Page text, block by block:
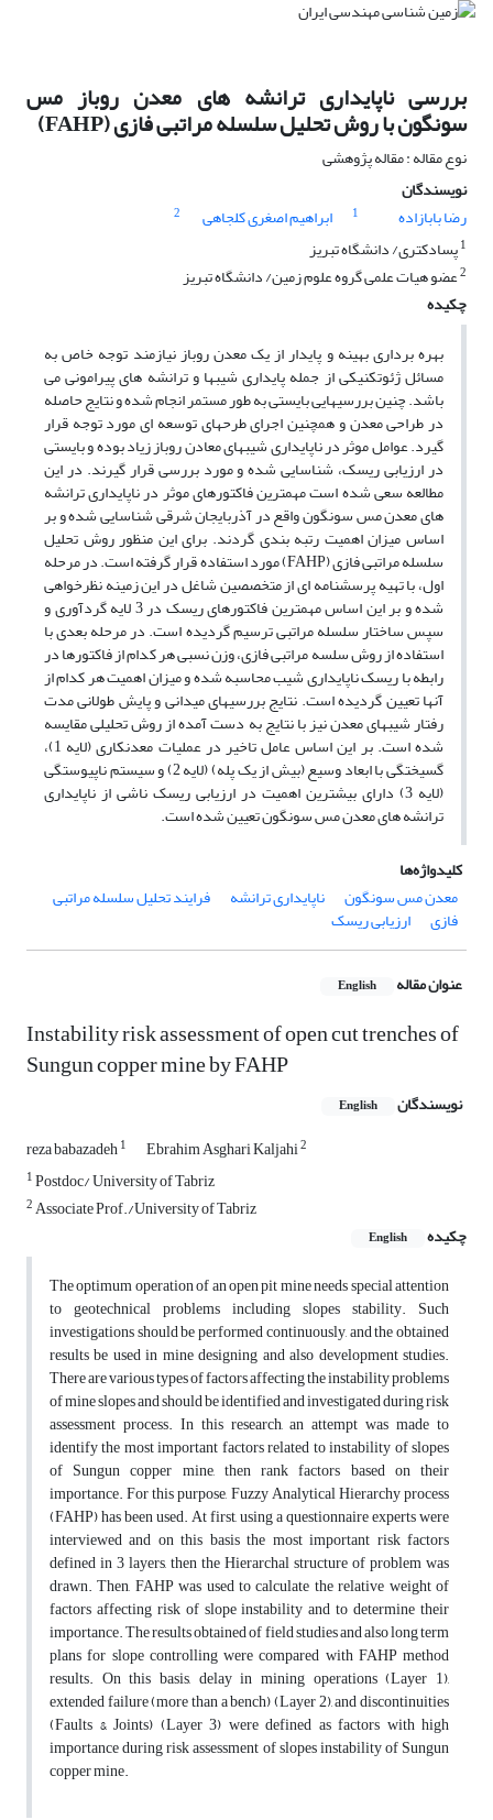
بررسی ناپایداری ترانشه های معدن روباز مس
سونگون با روش تحلیل سلسله مراتبی فازی (FAHP)
نوع مقاله : مقاله پژوهشی
نویسندگان
رضا بابازاده
1 ابراهیم اصغری کلجاهی
2
1پسادکتری/ دانشگاه تبریز
2عضو هیات علمی گروه علوم زمین/ دانشگاه تبریز
چکیده
بهره برداری بهینه و پایدار از یک معدن روباز نیازمند توجه خاص به
مسائل ژئوتکنیکی از جمله پایداری شیبها و ترانشه های پیرامونی می
باشد. چنین بررسیهایی بایستی به طور مستمر انجام شده و نتایج حاصله
در طراحی معدن و همچنین اجرای طرحهای توسعه ای مورد توجه قرار
گیرد. عوامل موثر در ناپایداری شیبهای معادن روباز زیاد بوده و بایستی
در ارزیابی ریسک، شناسایی شده و مورد بررسی قرار گیرند. در این
مطالعه سعی شده است مهمترین فاکتورهای موثر در ناپایداری ترانشه
های معدن مس سونگون واقع در آذربایجان شرقی شناسایی شده و بر
اساس میزان اهمیت رتبه بندی گردند. برای این منظور روش تحلیل
سلسله مراتبی فازی (FAHP) مورد استفاده قرار گرفته است. در مرحله
اول، با تهیه پرسشنامه ای از متخصصین شاغل در این زمینه نظرخواهی
شده و بر این اساس مهمترین فاکتورهای ریسک در 3 لایه گردآوری و
سپس ساختار سلسله مراتبی ترسیم گردیده است. در مرحله بعدی با
استفاده از روش سلسه مراتبی فازی، وزن نسبی هر کدام از فاکتورها در
رابطه با ریسک ناپایداری شیب محاسبه شده و میزان اهمیت هر کدام از
آنها تعیین گردیده است. نتایج بررسیهای میدانی و پایش طولانی مدت
رفتار شیبهای معدن نیز با نتایج به دست آمده از روش تحلیلی مقایسه
شده است. بر این اساس عامل تاخیر در عملیات معدنکاری (لایه 1)،
گسیختگی با ابعاد وسیع (بیش از یک پله) (لایه 2) و سیستم ناپیوستگی
(لایه 3) دارای بیشترین اهمیت در ارزیابی ریسک ناشی از ناپایداری
ترانشه های معدن مس سونگون تعیین شده است.
کلیدواژه‌ها
معدن مس سونگون
ناپایداری ترانشه فرایند تحلیل سلسله مراتبی
فازی ارزیابی ریسک
عنوان مقاله English
Instability risk assessment of open cut trenches of
Sungun copper mine by FAHP
نویسندگان English
reza babazadeh1 Ebrahim Asghari Kaljahi2
1Postdoc/ University of Tabriz
2Associate Prof./University of Tabriz
چکیده
English
The optimum operation of an open pit mine needs special attention
to geotechnical problems including slopes stability. Such
investigations should be performed continuously, and the obtained
results be used in mine designing and also development studies.
There are various types of factors affecting the instability problems
of mine slopes and should be identified and investigated during risk
assessment process. In this research, an attempt was made to
identify the most important factors related to instability of slopes
of Sungun copper mine, then rank factors based on their
importance. For this purpose, Fuzzy Analytical Hierarchy process
(FAHP) has been used. At first, using a questionnaire experts were
interviewed and on this basis the most important risk factors
defined in 3 layers, then the Hierarchal structure of problem was
drawn. Then, FAHP was used to calculate the relative weight of
factors affecting risk of slope instability and to determine their
importance. The results obtained of field studies and also long term
plans for slope controlling were compared with FAHP method
results. On this basis, delay in mining operations (Layer 1),
extended failure (more than a bench) (Layer 2), and discontinuities
(Faults & Joints) (Layer 3) were defined as factors with high
importance during risk assessment of slopes instability of Sungun
copper mine.